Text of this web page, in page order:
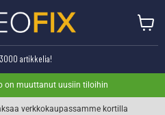
artikkelia!
on muuttanut uusiin tiloihin
verkkokaupassamme kortilla